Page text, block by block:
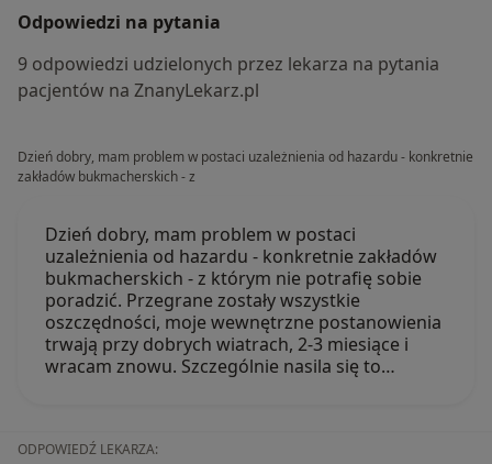
Odpowiedzi na pytania
9 odpowiedzi udzielonych przez lekarza na pytania
pacjentów na ZnanyLekarz.pl
Dzień dobry, mam problem w postaci uzależnienia od hazardu - konkretnie
zakładów bukmacherskich - z
Dzień dobry, mam problem w postaci
uzależnienia od hazardu - konkretnie zakładów
bukmacherskich - z którym nie potrafię sobie
poradzić. Przegrane zostały wszystkie
oszczędności, moje wewnętrzne postanowienia
trwają przy dobrych wiatrach, 2-3 miesiące i
wracam znowu. Szczególnie nasila się to…
ODPOWIEDŹ LEKARZA: